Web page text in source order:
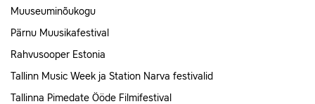
Muuseuminõukogu
Pärnu Muusikafestival
Rahvusooper Estonia
Tallinn Music Week ja Station Narva festivalid
Tallinna Pimedate Ööde Filmifestival